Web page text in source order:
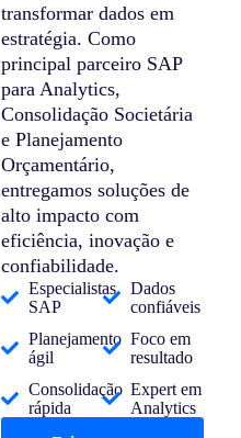
transformar dados em
estratégia. Como
principal parceiro SAP
para Analytics,
Consolidação Societária
e Planejamento
Orçamentário,
entregamos soluções de
alto impacto com
eficiência, inovação e
confiabilidade.
Especialistas
SAP
Planejamento
ágil
Consolidação
rápida
Dados
confiáveis
Foco em
resultado
Expert em
Analytics